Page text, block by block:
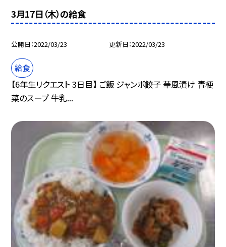
3月17日（木）の給食
公開日 2022/03/23 更新日 2022/03/23
給食
【6年生リクエスト 3日目】 ご飯 ジャンボ餃子 華風漬け 青梗
菜のスープ 牛乳...